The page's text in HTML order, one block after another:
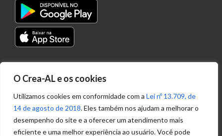
O Crea-AL e os cookies
Utilizamos cookies em conformidade com a Lei nº 13.709, de
14 de agosto de 2018. Eles também nos ajudam a melhorar o
desempenho do site e a oferecer um atendimento mais
eficiente e uma melhor experiência ao usuário. Você pode
Transparência
Portal
Acesso à
Informação
Política de
Privacidade de